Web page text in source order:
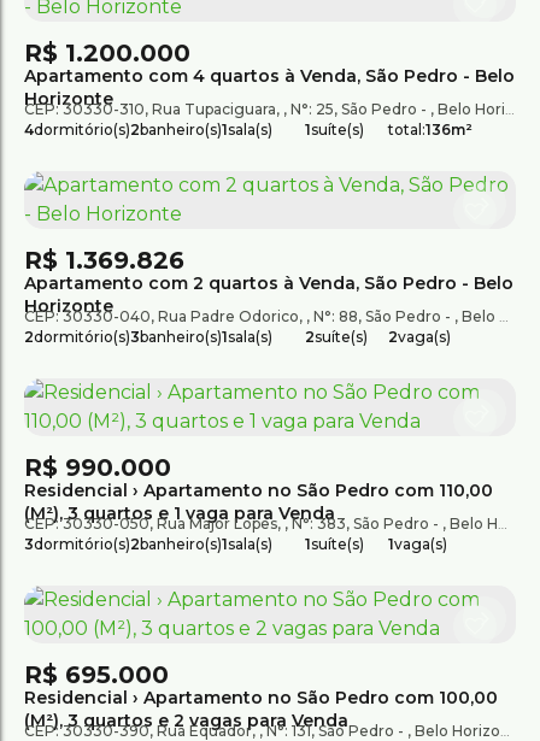
Apartamento com 4 quartos à Venda, São Pedro - Belo
Horizonte
R$ 1.200.000
CEP: 30330-310, Rua Tupaciguara , N°: 25, São Pedro , Belo Horizonte
4dormitório(s)2banheiro(s)1sala(s) 1suíte(s) total:136m²
Apartamento com 2 quartos à Venda, São Pedro - Belo
Horizonte
R$ 1.369.826
CEP: 30330-040, Rua Padre Odorico , N°: 88, São Pedro , Belo Horizonte
2dormitório(s)3banheiro(s)1sala(s) 2suíte(s) 2vaga(s)
Residencial › Apartamento no São Pedro com 110,00
(M²), 3 quartos e 1 vaga para Venda
R$ 990.000
CEP: 30330-050, Rua Major Lopes ,N°:383, São Pedro , Belo Horizonte
3dormitório(s)2banheiro(s)1sala(s) 1suíte(s) 1vaga(s)
Residencial › Apartamento no São Pedro com 100,00
(M²), 3 quartos e 2 vagas para Venda
R$ 695.000
CEP: 30330-390, Rua Equador ,N°: 131,São Pedro , Belo Horizonte